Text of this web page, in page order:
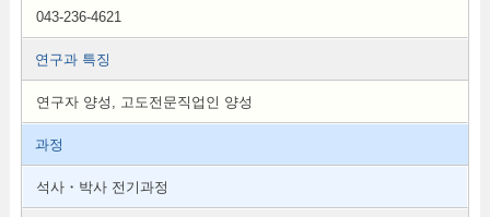
043-236-4621
연구과 특징
연구자 양성, 고도전문직업인 양성
과정
석사・박사 전기과정